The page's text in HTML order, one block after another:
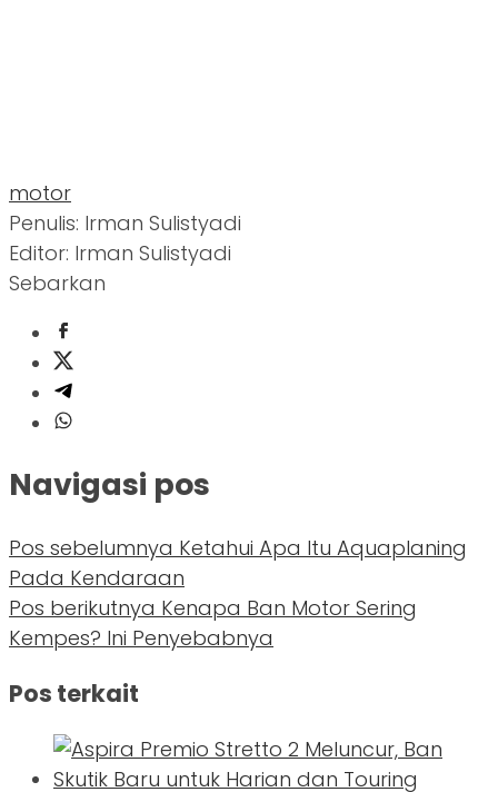
motor
Penulis: Irman Sulistyadi
Editor: Irman Sulistyadi
Sebarkan
Navigasi pos
Pos sebelumnya Ketahui Apa Itu Aquaplaning
Pada Kendaraan
Pos berikutnya Kenapa Ban Motor Sering
Kempes? Ini Penyebabnya
Pos terkait